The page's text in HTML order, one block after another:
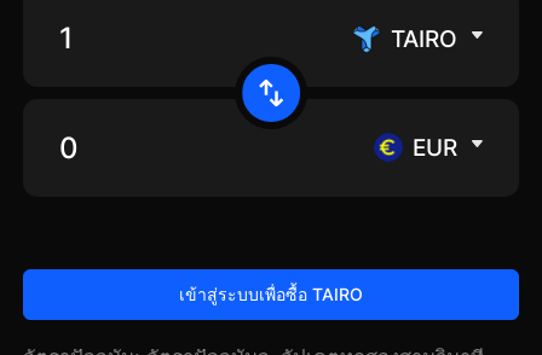
TAIRO
EUR
เข้าสู่ระบบเพื่อซื้อ TAIRO